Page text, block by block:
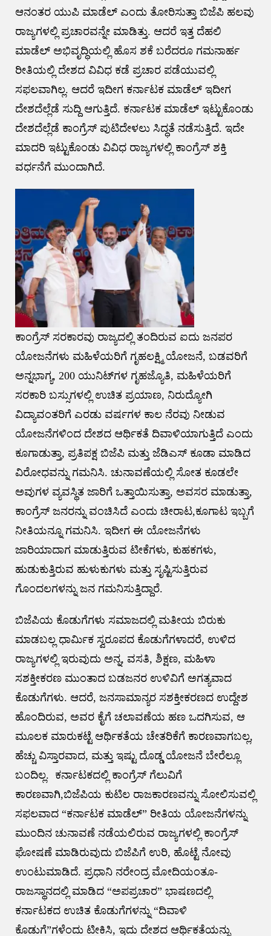
ಆನಂತರ ಯುಪಿ ಮಾಡೆಲ್ ಎಂದು ತೋರಿಸುತ್ತಾ ಬಿಜೆಪಿ ಹಲವು
ರಾಜ್ಯಗಳಲ್ಲಿ ಪ್ರಚಾರವನ್ನೇ ಮಾಡಿತ್ತು. ಆದರೆ ಇತ್ತ ದೆಹಲಿ
ಮಾಡೆಲ್ ಅಭಿವೃದ್ಧಿಯಲ್ಲಿ ಹೊಸ ಶಕೆ ಬರೆದರೂ ಗಮನಾರ್ಹ
ರೀತಿಯಲ್ಲಿ ದೇಶದ ವಿವಿಧ ಕಡೆ ಪ್ರಚಾರ ಪಡೆಯುವಲ್ಲಿ
ಸಫಲವಾಗಿಲ್ಲ. ಆದರೆ ಇದೀಗ ಕರ್ನಾಟಕ ಮಾಡೆಲ್ ಇದೀಗ
ದೇಶದೆಲ್ಲೆಡೆ ಸುದ್ದಿ ಆಗುತ್ತಿದೆ. ಕರ್ನಾಟಕ ಮಾಡೆಲ್ ಇಟ್ಟುಕೊಂಡು
ದೇಶದೆಲ್ಲೆಡೆ ಕಾಂಗ್ರೆಸ್ ಪುಟಿದೇಳಲು ಸಿದ್ಧತೆ ನಡೆಸುತ್ತಿದೆ. ಇದೇ
ಮಾದರಿ ಇಟ್ಟುಕೊಂಡು ವಿವಿಧ ರಾಜ್ಯಗಳಲ್ಲಿ ಕಾಂಗ್ರೆಸ್ ಶಕ್ತಿ
ವರ್ಧನೆಗೆ ಮುಂದಾಗಿದೆ.
ಕಾಂಗ್ರೆಸ್ ಸರಕಾರವು ರಾಜ್ಯದಲ್ಲಿ ತಂದಿರುವ ಐದು ಜನಪರ
ಯೋಜನೆಗಳು ಮಹಿಳೆಯರಿಗೆ ಗೃಹಲಕ್ಷ್ಮಿ ಯೋಜನೆ, ಬಡವರಿಗೆ
ಅನ್ನಭಾಗ್ಯ, 200 ಯುನಿಟ್‌ಗಳ ಗೃಹಜ್ಯೊತಿ, ಮಹಿಳೆಯರಿಗೆ
ಸರಕಾರಿ ಬಸ್ಸುಗಳಲ್ಲಿ ಉಚಿತ ಪ್ರಯಾಣ, ನಿರುದ್ಯೋಗಿ
ವಿದ್ಯಾವಂತರಿಗೆ ಎರಡು ವರ್ಷಗಳ ಕಾಲ ನೆರವು ನೀಡುವ
ಯೋಜನೆಗಳಿಂದ ದೇಶದ ಆರ್ಥಿಕತೆ ದಿವಾಳಿಯಾಗುತ್ತಿದೆ ಎಂದು
ಕೂಗಾಡುತ್ತಾ, ಪ್ರತಿಪಕ್ಷ ಬಿಜೆಪಿ ಮತ್ತು ಜೆಡಿಎಸ್ ಕೂಡಾ ಮಾಡಿದ
ವಿರೋಧವನ್ನು ಗಮನಿಸಿ. ಚುನಾವಣೆಯಲ್ಲಿ ಸೋತ ಕೂಡಲೇ
ಅವುಗಳ ವ್ಯವಸ್ಥಿತ ಜಾರಿಗೆ ಒತ್ತಾಯಿಸುತ್ತಾ, ಅವಸರ ಮಾಡುತ್ತಾ,
ಕಾಂಗ್ರೆಸ್ ಜನರನ್ನು ವಂಚಿಸಿದೆ ಎಂದು ಚೀರಾಟ,ಕೂಗಾಟ ಇಬ್ಬಗೆ
ನೀತಿಯನ್ನೂ ಗಮನಿಸಿ. ಇದೀಗ ಈ ಯೋಜನೆಗಳು
ಜಾರಿಯಾದಾಗ ಮಾಡುತ್ತಿರುವ ಟೀಕೆಗಳು, ಕುಹಕಗಳು,
ಹುಡುಕುತ್ತಿರುವ ಹುಳುಕುಗಳು ಮತ್ತು ಸೃಷ್ಟಿಸುತ್ತಿರುವ
ಗೊಂದಲಗಳನ್ನು ಜನ ಗಮನಿಸುತ್ತಿದ್ದಾರೆ.
ಬಿಜೆಪಿಯ ಕೊಡುಗೆಗಳು ಸಮಾಜದಲ್ಲಿ ಮತೀಯ ಬಿರುಕು
ಮಾಡಬಲ್ಲ ಧಾರ್ಮಿಕ ಸ್ವರೂಪದ ಕೊಡುಗೆಗಳಾದರೆ, ಉಳಿದ
ರಾಜ್ಯಗಳಲ್ಲಿ ಇರುವುದು ಅನ್ನ, ವಸತಿ, ಶಿಕ್ಷಣ, ಮಹಿಳಾ
ಸಶಕ್ತೀಕರಣ ಮುಂತಾದ ಬಡಜನರ ಉಳಿವಿಗೆ ಅಗತ್ಯವಾದ
ಕೊಡುಗೆಗಳು. ಆದರೆ, ಜನಸಾಮಾನ್ಯರ ಸಶಕ್ತೀಕರಣದ ಉದ್ದೇಶ
ಹೊಂದಿರುವ, ಅವರ ಕೈಗೆ ಚಲಾವಣೆಯ ಹಣ ಒದಗಿಸುವ, ಆ
ಮೂಲಕ ಮಾರುಕಟ್ಟೆ ಆರ್ಥಿಕತೆಯ ಚೇತರಿಕೆಗೆ ಕಾರಣವಾಗಬಲ್ಲ,
ಹೆಚ್ಚು ವಿಸ್ತಾರವಾದ, ಮತ್ತು ಇಷ್ಟು ದೊಡ್ಡ ಯೋಜನೆ ಬೇರೆಲ್ಲೂ
ಬಂದಿಲ್ಲ. ಕರ್ನಾಟಕದಲ್ಲಿ ಕಾಂಗ್ರೆಸ್ ಗೆಲುವಿಗೆ
ಕಾರಣವಾಗಿ,ಬಿಜೆಪಿಯ ಕುಟಿಲ ರಾಜಕಾರಣವನ್ನು ಸೋಲಿಸುವಲ್ಲಿ
ಸಫಲವಾದ “ಕರ್ನಾಟಕ ಮಾಡೆಲ್” ರೀತಿಯ ಯೋಜನೆಗಳನ್ನು
ಮುಂದಿನ ಚುನಾವಣೆ ನಡೆಯಲಿರುವ ರಾಜ್ಯಗಳಲ್ಲಿ ಕಾಂಗ್ರೆಸ್
ಘೋಷಣೆ ಮಾಡಿರುವುದು ಬಿಜೆಪಿಗೆ ಉರಿ, ಹೊಟ್ಟೆ ನೋವು
ಉಂಟುಮಾಡಿದೆ. ಪ್ರಧಾನಿ ನರೇಂದ್ರ ಮೋದಿಯಂತೂ-
ರಾಜಸ್ಥಾನದಲ್ಲಿ ಮಾಡಿದ “ಅಪಪ್ರಚಾರ” ಭಾಷಣದಲ್ಲಿ
ಕರ್ನಾಟಕದ ಉಚಿತ ಕೊಡುಗೆಗಳನ್ನು “ದಿವಾಳಿ
ಕೊಡುಗೆ”ಗಳೆಂದು ಟೀಕಿಸಿ, ಇದು ದೇಶದ ಆರ್ಥಿಕತೆಯನ್ನು